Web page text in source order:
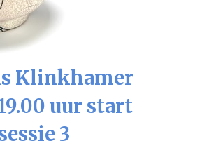
Klinkhamer
uur start
3